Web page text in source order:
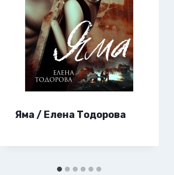
Яма / Елена Тодорова